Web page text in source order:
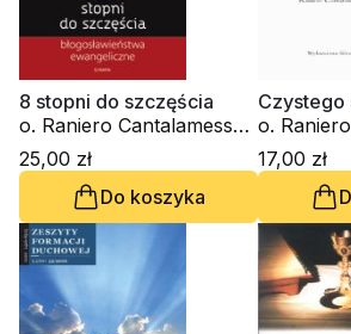
8 stopni do szczęścia
o. Raniero Cantalamessa
OFM Cap.
25,00 zł
Do koszyka
Czystego
o. Raniero Cantalamessa
OFM Cap.
17,00 zł